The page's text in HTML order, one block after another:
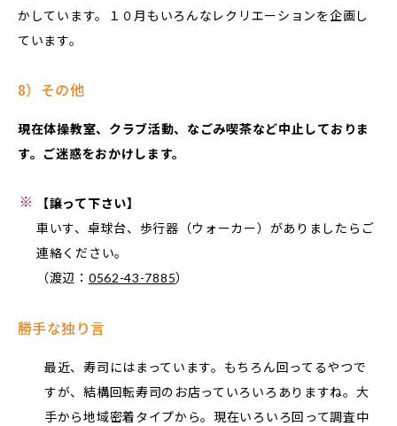
かしています。１０月もいろんなレクリエーションを企画し
ています。
8）その他
現在体操教室、クラブ活動、なごみ喫茶など中止しておりま
す。ご迷惑をおかけします。
【譲って下さい】
車いす、卓球台、歩行器（ウォーカー）がありましたらご
連絡ください。
（渡辺： 0562-43-7885）
勝手な独り言
最近、寿司にはまっています。もちろん回ってるやつで
すが、結構回転寿司のお店っていろいろありますね。大
手から地域密着タイプから。現在いろいろ回って調査中